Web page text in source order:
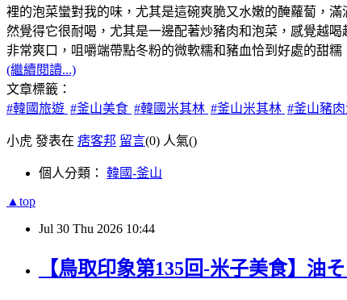
裡的泡菜蠻對我的味，尤其是這碗爽脆又水嫩的醃蘿蔔，
然覺得它很耐喝，尤其是一邊配著炒豬肉和泡菜，感覺越
非常爽口，咀嚼端帶點冬粉的微軟糯和豬血恰到好處的甜
(繼續閱讀...)
文章標籤：
#韓國旅遊 #釜山美食 #韓國米其林 #釜山米其林 #釜山豬
小虎 發表在 痞客邦 留言(0) 人氣()
個人分類： 韓國-釜山
▲top
Jul 30 Thu 2026 10:44
【鳥取印象第135回-米子美食】油